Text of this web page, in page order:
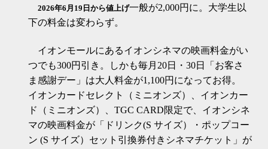
2026年6月19日から値上げ一般が2,000円に。大学生以
下の料金は変わらず。
イオンモールにあるイオンシネマの映画料金がい
つでも300円引き。しかも毎月20日・30日「お客さ
ま感謝デー」は大人料金が1,100円になってお得。
イオンカードセレクト（ミニオンズ）、イオンカー
ド（ミニオンズ）、TGC CARD限定で、イオンシネ
マの映画料金が「ドリンク(S サイズ）・ポップコー
ン (S サイズ）セット引換券付きシネマチケット」が